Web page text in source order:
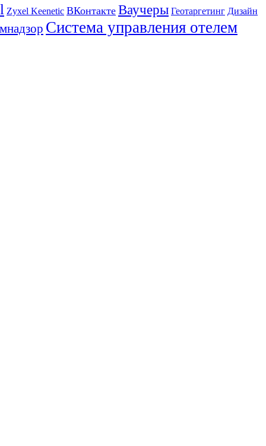
Zyxel Keenetic ВКонтакте Ваучеры Геотаргетинг Дизайн
Система управления отелем